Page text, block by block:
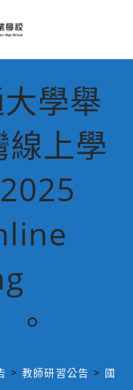
學舉
上學
> 教師研習公告 > 國立